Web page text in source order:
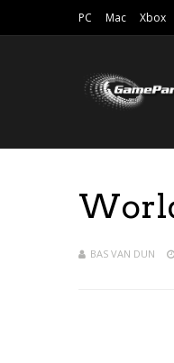
PC Mac Xbox
BAS VAN DUN